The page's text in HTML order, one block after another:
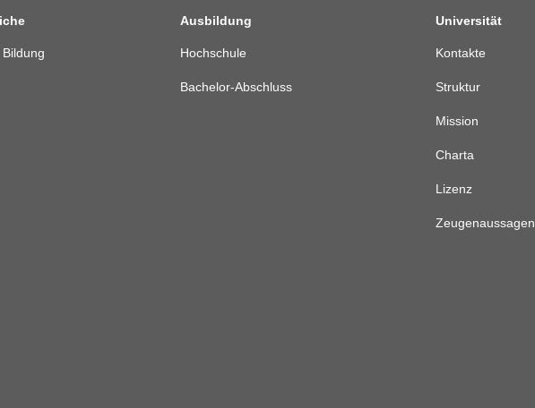
Ausbildung
Hochschule
Bachelor-Abschluss
Universität
Kontakte
Struktur
Mission
Charta
Lizenz
Zeugenaussagen